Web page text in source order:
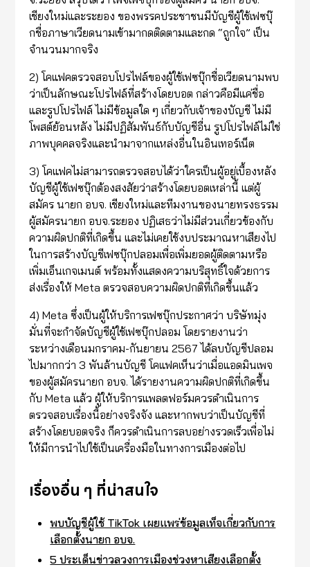
เชียงใหม่และระยอง ของพรรคประชาชนมีบัญชีผู้ใช้เฟซบุ๊
กชื่อภาษาเวียดนามเข้ามากดติดตามและกด “ถูกใจ” เป็น
จำนวนมากจริง
2) โคแฟคตรวจสอบโปรไฟล์ของผู้ใช้เฟซบุ๊กชื่อเวียดนามพบ
ว่าเป็นลักษณะโปรไฟล์ที่สร้างโดยบอต กล่าวคือมีแค่ชื่อ
และรูปโปรไฟล์ ไม่มีข้อมูลใด ๆ เกี่ยวกับเจ้าของบัญชี ไม่มี
โพสต์ย้อนหลัง ไม่มีปฏิสัมพันธ์กับบัญชีอื่น รูปโปรไฟล์ไม่ใช่
ภาพบุคคลจริงและนำมาจากแหล่งอื่นในอินเทอร์เน็ต
3) โคแฟคไม่สามารถตรวจสอบได้ว่าใครเป็นผู้อยู่เบื้องหลัง
บัญชีผู้ใช้เฟซบุ๊กต้องสงสัยว่าสร้างโดยบอตเหล่านี้ แต่ผู้
สมัคร นายก อบจ. เชียงใหม่และทีมงานของนายทรงธรรม
ผู้สมัครนายก อบจ.ระยอง ปฏิเสธว่าไม่มีส่วนเกี่ยวข้องกับ
ความผิดปกติที่เกิดขึ้น และไม่เคยใช้งบประมาณหาเสียงไป
ในการสร้างบัญชีเฟซบุ๊กปลอมเพื่อเพิ่มยอดผู้ติดตามหรือ
เพิ่มเอ็นเกจเมนต์ พร้อมทั้งแสดงความบริสุทธิ์ใจด้วยการ
ส่งเรื่องให้ Meta ตรวจสอบความผิดปกติที่เกิดขึ้นแล้ว
4) Meta ซึ่งเป็นผู้ให้บริการเฟซบุ๊กประกาศว่า บริษัทมุ่ง
มั่นที่จะกำจัดบัญชีผู้ใช้เฟซบุ๊กปลอม โดยรายงานว่า
ระหว่างเดือนมกราคม-กันยายน 2567 ได้ลบบัญชีปลอม
ไปมากกว่า 3 พันล้านบัญชี โคแฟคเห็นว่าเมื่อแอดมินเพจ
ของผู้สมัครนายก อบจ. ได้รายงานความผิดปกติที่เกิดขึ้น
กับ Meta แล้ว ผู้ให้บริการแพลตฟอร์มควรดำเนินการ
ตรวจสอบเรื่องนี้อย่างจริงจัง และหากพบว่าเป็นบัญชีที่
สร้างโดยบอตจริง ก็ควรดำเนินการลบอย่างรวดเร็วเพื่อไม่
ให้มีการนำไปใช้เป็นเครื่องมือในทางการเมืองต่อไป
เรื่องอื่น ๆ ที่น่าสนใจ
พบบัญชีผู้ใช้ TikTok เผยแพร่ข้อมูลเท็จเกี่ยวกับการ
เลือกตั้งนายก อบจ.
5 ประเด็นข่าวลวงการเมืองช่วงหาเสียงเลือกตั้ง